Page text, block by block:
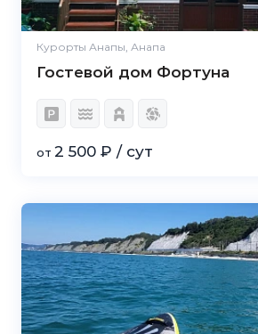
Курорты Анапы, Анапа
Гостевой дом Фортуна
от 2 500 ₽ / сут